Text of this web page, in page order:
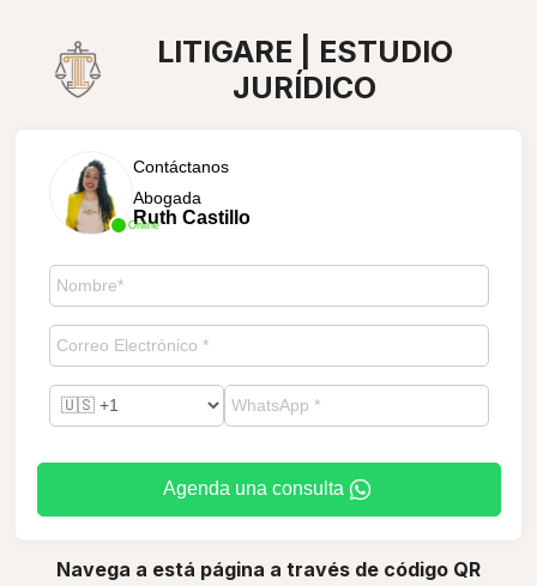
LITIGARE | ESTUDIO
JURÍDICO
Online
Contáctanos
Abogada
Ruth Castillo
Agenda una consulta
Navega a está página a través de código QR